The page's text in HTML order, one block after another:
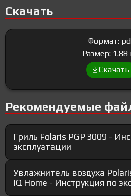
Скачать
Формат:
Размер: 1.88
Скачать
Рекомендуемые
Гриль Polaris PGP 3009 -
эксплуатации
Увлажнитель воздуха
IQ Home - Инструкция по